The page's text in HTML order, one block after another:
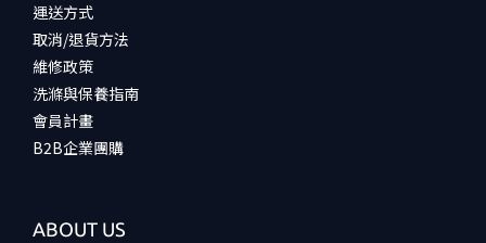
運送方式
取消/退貨方法
維修政策
洗滌與保養指南
會員計畫
B2B企業團購
ABOUT US